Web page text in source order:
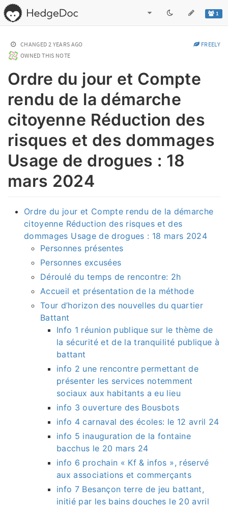
1
CHANGED 2 YEARS AGO
FREELY
OWNED THIS NOTE
Ordre du jour et Compte
rendu de la démarche
citoyenne Réduction des
risques et des dommages
Usage de drogues : 18
mars 2024
Ordre du jour et Compte rendu de la démarche
citoyenne Réduction des risques et des
dommages Usage de drogues : 18 mars 2024
Personnes présentes
Personnes excusées
Déroulé du temps de rencontre: 2h
Accueil et présentation de la méthode
Tour d’horizon des nouvelles du quartier
Battant
Info 1 réunion publique sur le thème de
la sécurité et de la tranquilité publique à
battant
info 2 une rencontre permettant de
présenter les services notemment
sociaux aux habitants a eu lieu
info 3 ouverture des Bousbots
info 4 carnaval des écoles: le 12 avril 24
info 5 inauguration de la fontaine
bacchus le 20 mars 24
info 6 prochain « Kf & infos », réservé
aux associations et commerçants
info 7 Besançon terre de jeu battant,
initié par les bains douches le 20 avril